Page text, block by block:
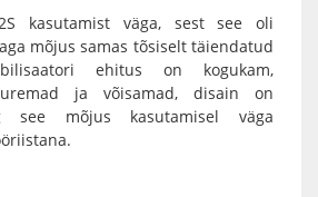
kasutamist väga, sest see oli
mõjus samas tõsiselt täiendatud
ehitus on kogukam,
ja võisamad, disain on
see mõjus kasutamisel väga